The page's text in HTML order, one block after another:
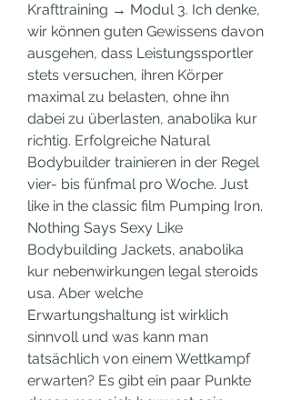
Krafttraining → Modul 3. Ich denke,
wir können guten Gewissens davon
ausgehen, dass Leistungssportler
stets versuchen, ihren Körper
maximal zu belasten, ohne ihn
dabei zu überlasten, anabolika kur
richtig. Erfolgreiche Natural
Bodybuilder trainieren in der Regel
vier- bis fünfmal pro Woche. Just
like in the classic film Pumping Iron.
Nothing Says Sexy Like
Bodybuilding Jackets, anabolika
kur nebenwirkungen legal steroids
usa. Aber welche
Erwartungshaltung ist wirklich
sinnvoll und was kann man
tatsächlich von einem Wettkampf
erwarten? Es gibt ein paar Punkte